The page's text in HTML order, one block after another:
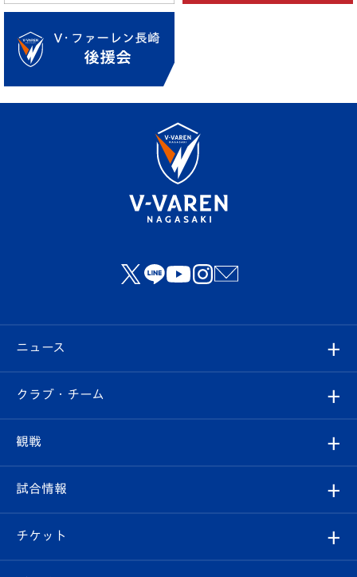
ニュース
すべて
クラブ
試合情報
クラブ・チーム
クラブ概要
エンブレム紹介
観戦
観戦ルール
はじめての観戦ガイド
試合情報
試合日程/結果
チケット